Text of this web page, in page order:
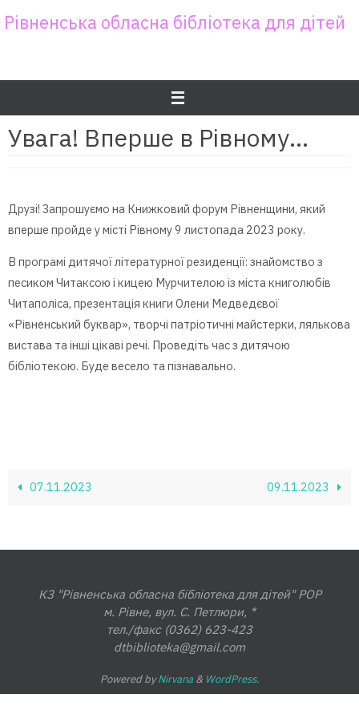
toРівненська обласна бібліотека для дітей
Увага! Вперше в Рівному…
Друзі! Запрошуємо на Книжковий форум Рівненщини, який
вперше пройде у місті Рівному 9 листопада 2023 року.
В програмі дитячої літературної резиденції: знайомство з
песиком Читаксою і кицею Мурчителою із міста книголюбів
Читаполіса, презентація книги Олени Медведєвої
«Рівненський буквар», творчі патріотичні майстерки, лялькова
вистава та інші цікаві речі. Проведіть час з дитячою
бібліотекою. Буде весело та пізнавально.
07.11.2023 09.11.2023
КЗ "Рівненська обласна бібліотека для дітей" РОР
м. Рівне, вул. С. Петлюри, *
тел./факс (0362) 623-423
dtbiblioteka@gmail.com
Powered byNirvana& WordPress.